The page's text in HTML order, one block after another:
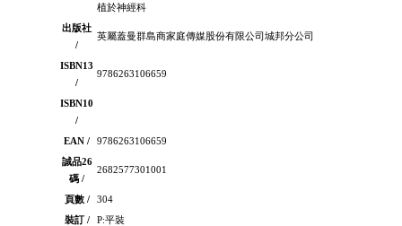
植於神經科
出版社
/
英屬蓋曼群島商家庭傳媒股份有限公司城邦分公司
ISBN13
/
9786263106659
ISBN10
/
EAN /
9786263106659
誠品26
碼 /
2682577301001
頁數 /
304
裝訂 /
P:平裝